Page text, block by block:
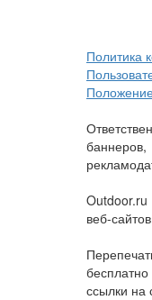
Политика
веб-
ссылки на